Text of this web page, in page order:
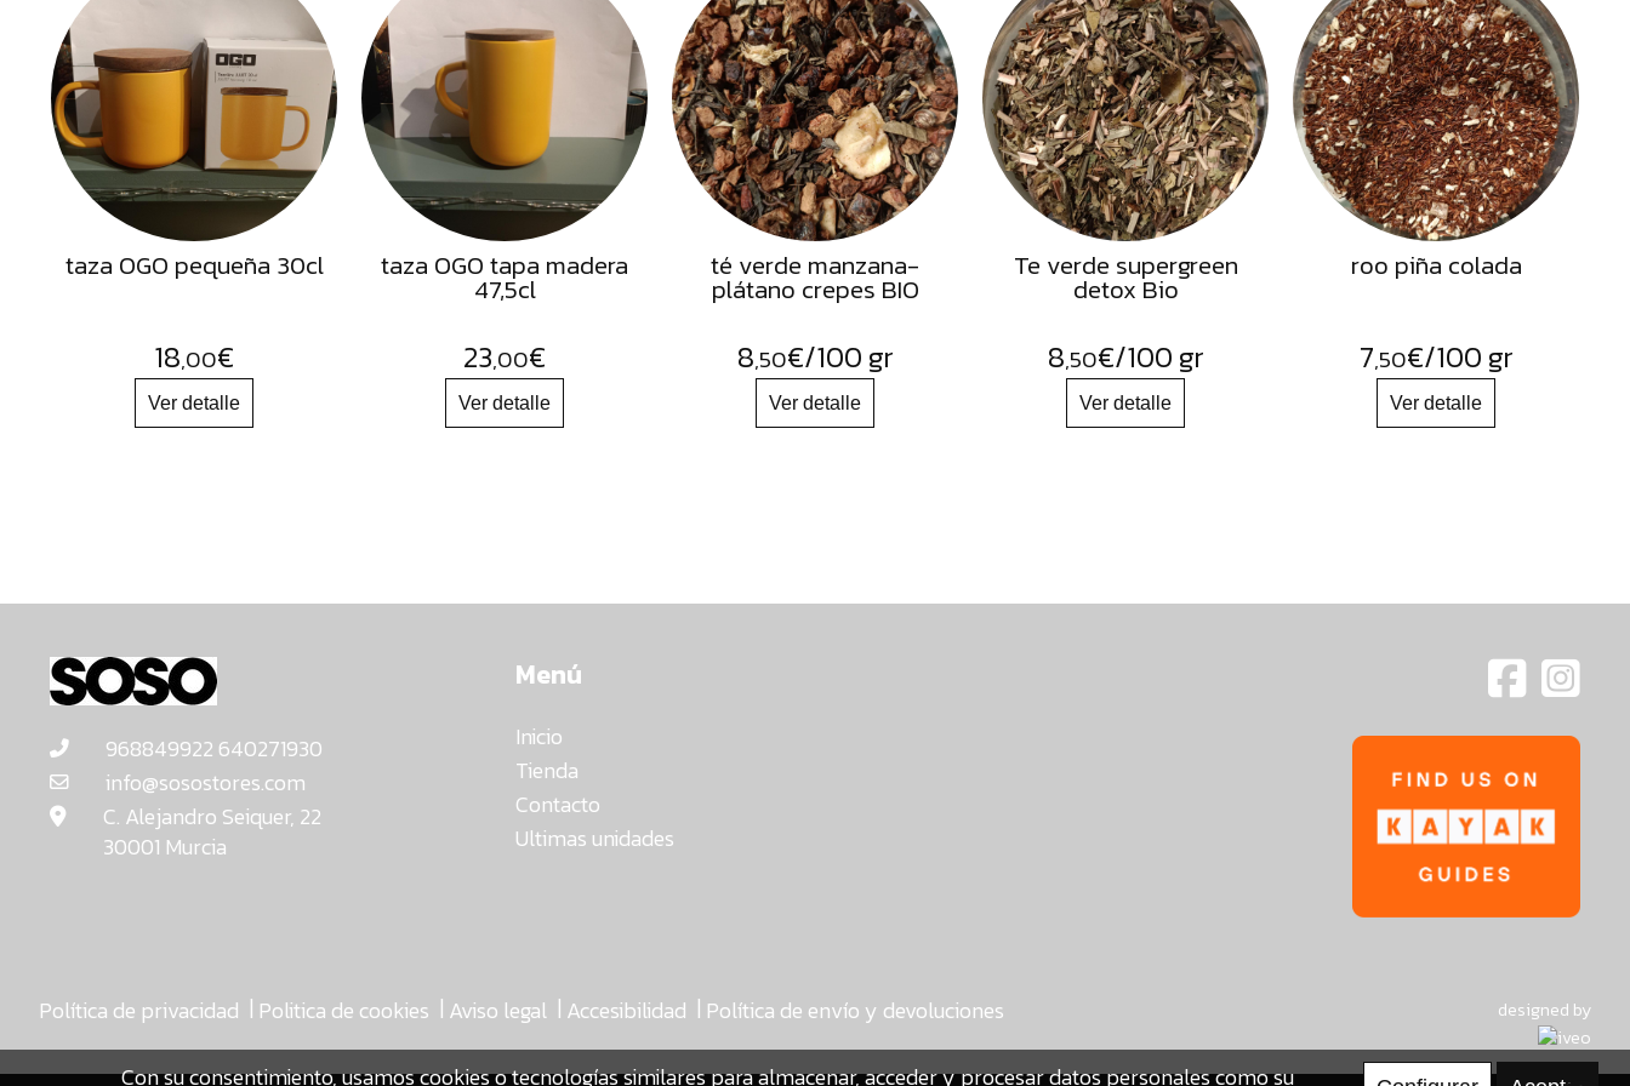
Frutos
Secos
Sal
Hierbas
Harinas
Accesorios
Alimentos
taza OGO pequeña 30cl
18,00€
taza OGO tapa madera
47,5cl
23,00€
té verde manzana-
plátano crepes BIO
8,50€/100 gr
Te verde supergreen
detox Bio
8,50€/100 gr
roo piña colada
7,50€/100 gr
968849922 640271930
info@sosostores.com
C. Alejandro Seiquer, 22
30001 Murcia
Menú
Inicio
Tienda
Contacto
Ultimas unidades
Política de privacidad | Politica de cookies | Aviso legal | Accesibilidad | Política de envío y devoluciones designed by
Con su consentimiento, usamos cookies o tecnologías similares para almacenar, acceder y procesar datos personales como su